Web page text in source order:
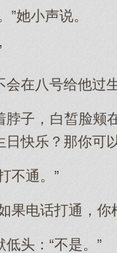
”她小声说。
会在八号给他过
脖子，白皙脸颊
日快乐？那你可
不通。”
果电话打通，你
低头：“不是。”